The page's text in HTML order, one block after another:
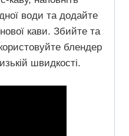
води та додайте
кави. Збийте та
блендер
швидкості.